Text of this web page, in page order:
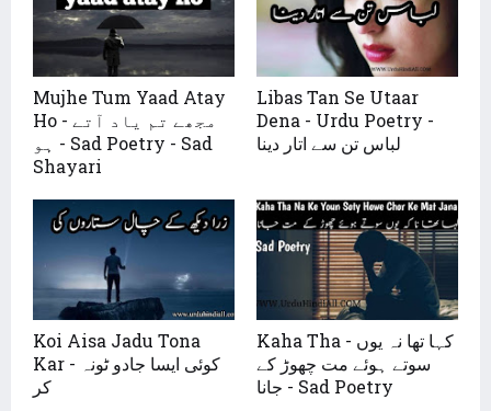
Mujhe Tum Yaad Atay
Ho - مجھے تم یاد آتے
ہو - Sad Poetry - Sad
Shayari
Libas Tan Se Utaar
Dena - Urdu Poetry -
لباس تن سے اتار دینا
Koi Aisa Jadu Tona
Kar - کوئی ایسا جادو ٹونہ
کر
Kaha Tha - کہا تھا نہ یوں
سوتے ہوئے مت چھوڑ کے
جانا - Sad Poetry